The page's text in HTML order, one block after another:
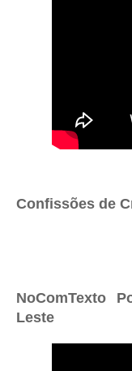
Confissões de
NoComTexto
Leste